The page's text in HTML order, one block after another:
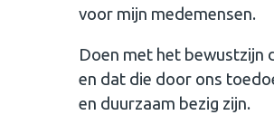
voor mijn medemensen.
Doen met het bewustzijn
en dat die door ons
en duurzaam bezig zijn.